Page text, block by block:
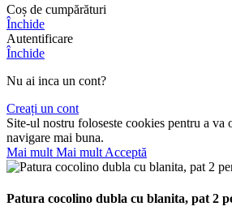
Coș de cumpărături
Închide
Autentificare
Închide
Nu ai inca un cont?
Creați un cont
Site-ul nostru foloseste cookies pentru a va
navigare mai buna.
Mai mult Mai mult Acceptă
Patura cocolino dubla cu blanita, pat 2